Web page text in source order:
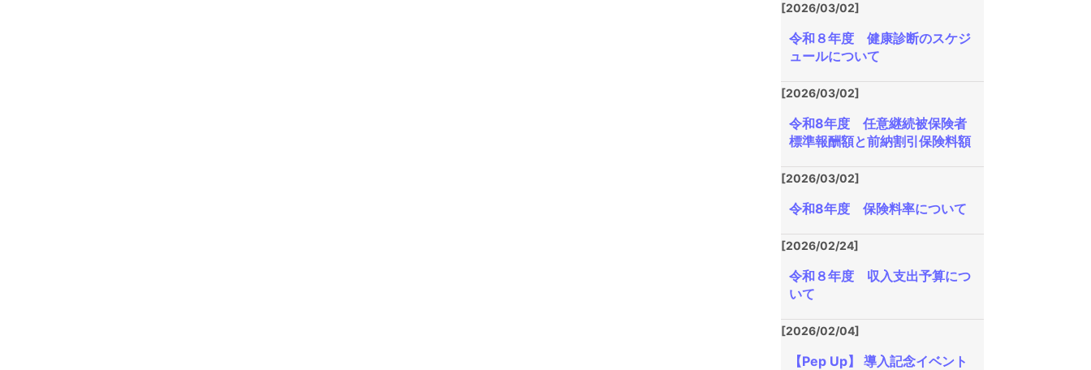
[2026/03/02]
令和８年度 健康診断のスケジ
ュールについて
[2026/03/02]
令和8年度 任意継続被保険者
標準報酬額と前納割引保険料額
[2026/03/02]
令和8年度 保険料率について
[2026/02/24]
令和８年度 収入支出予算につ
いて
[2026/02/04]
【Pep Up】 導入記念イベント